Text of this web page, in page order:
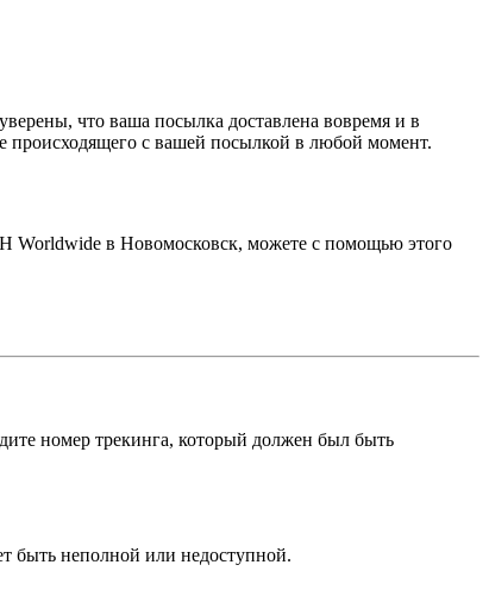
что ваша посылка доставлена вовремя и в
происходящего с вашей посылкой в любой момент.
Worldwide в Новомосковск, можете с помощью этого
номер трекинга, который должен был быть
быть неполной или недоступной.